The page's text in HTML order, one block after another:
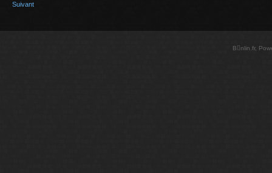
Suivant
Bnlin.fr,